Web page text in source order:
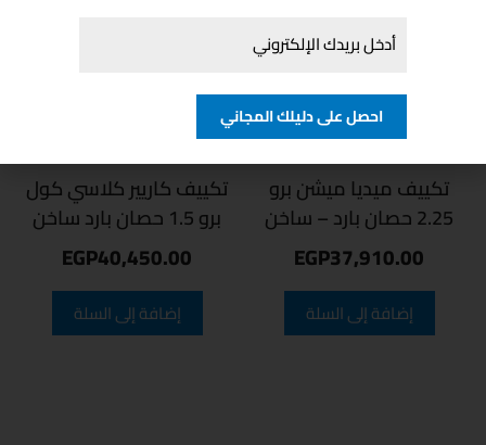
تكييف ميديا ميشن برو
2.25 حصان بارد – ساخن
EGP37,910.00
إضافة إلى السلة
تكييف كاريير كلاسي كول
برو 1.5 حصان بارد ساخن
EGP40,450.00
إضافة إلى السلة
احصل على دليلك المجاني